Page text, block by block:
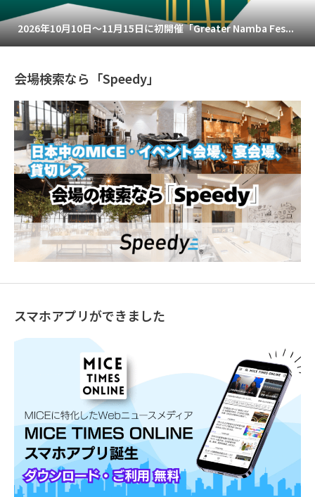
2026年10月10日～11月15日に初開催「Greater Namba Fes...
会場検索なら「Speedy」
スマホアプリができました